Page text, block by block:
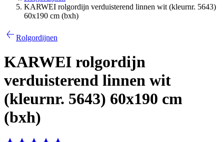
KARWEI rolgordijn verduisterend linnen wit (kleurnr. 5643)
60x190 cm (bxh)
Rolgordijnen
KARWEI rolgordijn
verduisterend linnen wit
(kleurnr. 5643) 60x190 cm
(bxh)